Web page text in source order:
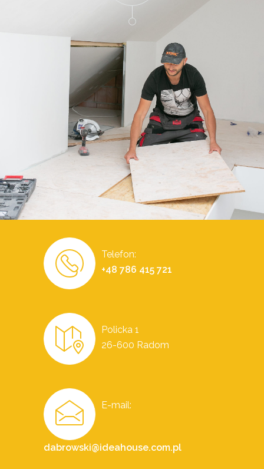
Telefon:
+48 786 415 721
Policka 1
26-600 Radom
E-mail:
dabrowski@ideahouse.com.pl